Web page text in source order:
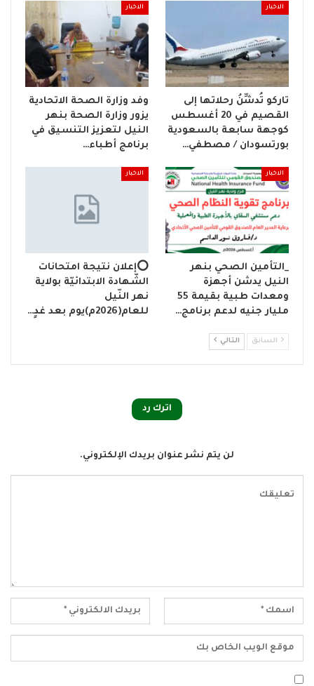
الاخبار
تاركو تُدشِّنُ رحلاتها إلى
القصيم في 20 أغسطس
كوجهة سابعة بالسعودية
بورتسودان / مصطفي…
الاخبار
وفد وزارة الصحة الاتحادية
يزور وزارة الصحة بنهر
النيل لتعزيز التنسيق في
برنامج أطباء…
الاخبار
_التأمين الصحي بنهر
النيل يدشن أجهزة
ومعدات طبية بقيمة 55
مليار جنيه لدعم برنامج…
الاخبار
⭕إعلان نتيجة امتحانات
الشّهادة الابتدائيّة بولاية
نهر النّيل
للعام(2026م)يوم بعد غدٍ…
السابق التالي
اترك رد
لن يتم نشر عنوان بريدك الإلكتروني.